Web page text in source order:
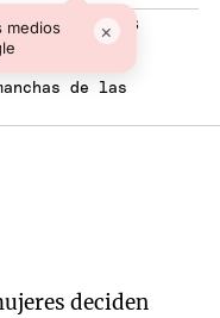
medios
×
de las
deciden